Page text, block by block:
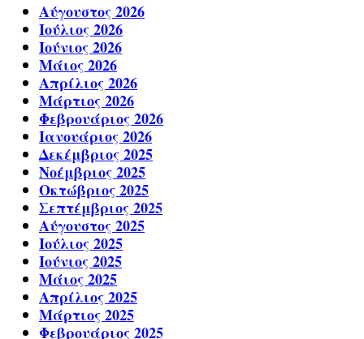
Αύγουστος 2026
Ιούλιος 2026
Ιούνιος 2026
Μάιος 2026
Απρίλιος 2026
Μάρτιος 2026
Φεβρουάριος 2026
Ιανουάριος 2026
Δεκέμβριος 2025
Νοέμβριος 2025
Οκτώβριος 2025
Σεπτέμβριος 2025
Αύγουστος 2025
Ιούλιος 2025
Ιούνιος 2025
Μάιος 2025
Απρίλιος 2025
Μάρτιος 2025
Φεβρουάριος 2025